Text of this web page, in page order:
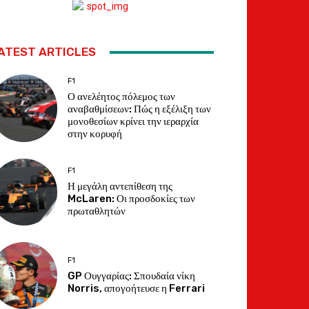
ARTICLES
F1
Ο ανελέητος πόλεμος των
αναβαθμίσεων: Πώς η εξέλιξη των
μονοθεσίων κρίνει την ιεραρχία
στην κορυφή
F1
Η μεγάλη αντεπίθεση της
McLaren: Οι προσδοκίες των
πρωταθλητών
F1
GP Ουγγαρίας: Σπουδαία νίκη
Norris, απογοήτευσε η Ferrari